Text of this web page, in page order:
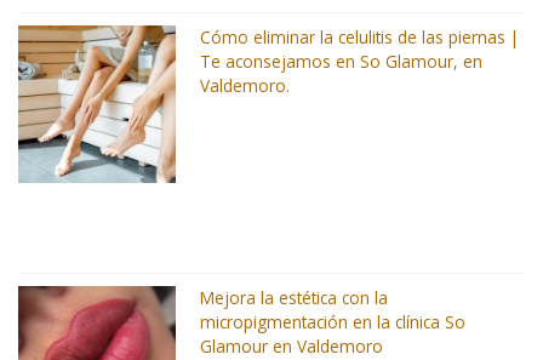
Cómo eliminar la celulitis de las piernas |
Te aconsejamos en So Glamour, en
Valdemoro.
Mejora la estética con la
micropigmentación en la clínica So
Glamour en Valdemoro